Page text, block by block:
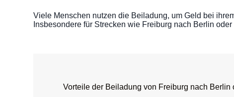
Viele Menschen nutzen die Beiladung, um Geld bei
Insbesondere für Strecken wie Freiburg nach Berlin
Vorteile der Beiladung von Freiburg nach Berlin